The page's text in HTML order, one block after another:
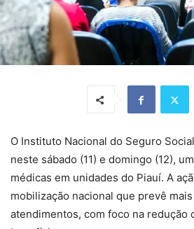
O Instituto Nacional do Seguro
neste sábado (11) e domingo (12),
médicas em unidades do Piauí. A
mobilização nacional que prevê
atendimentos, com foco na redução